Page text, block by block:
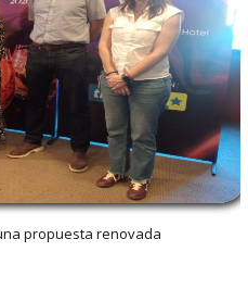
propuesta renovada